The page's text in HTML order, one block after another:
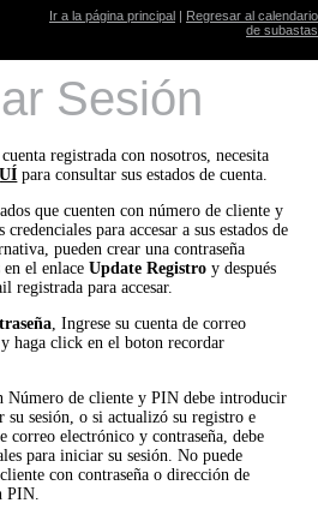
Ir a la página principal | Regresar al calendario
de subastas
Sesión
registrada con nosotros, necesita
para consultar sus estados de cuenta.
que cuenten con número de cliente y
credenciales para accesar a sus estados de
pueden crear una contraseña
en el enlaceUpdate Registro y después
registrada para accesar.
, Ingrese su cuenta de correo
haga click en el boton recordar
Número de cliente y PIN debe introducir
su sesión, o si actualizó su registro e
correo electrónico y contraseña, debe
para iniciar su sesión. No puede
con contraseña o dirección de
PIN.